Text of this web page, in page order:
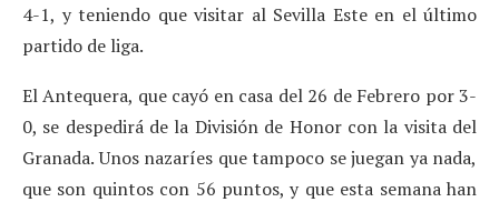
4-1, y teniendo que visitar al Sevilla Este en el último
partido de liga.
El Antequera, que cayó en casa del 26 de Febrero por 3-
0, se despedirá de la División de Honor con la visita del
Granada. Unos nazaríes que tampoco se juegan ya nada,
que son quintos con 56 puntos, y que esta semana han